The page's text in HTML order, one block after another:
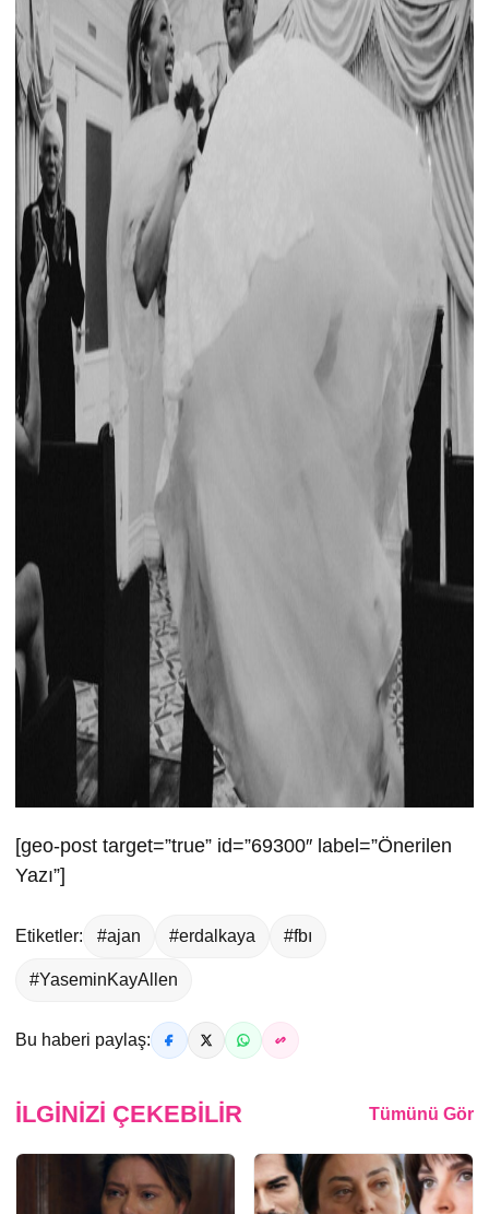
[geo-post target=”true” id=”69300″ label=”Önerilen
Yazı”]
Etiketler: #ajan #erdalkaya #fbı
#YaseminKayAllen
Bu haberi paylaş:
İLGINIZI ÇEKEBILIR Tümünü Gör